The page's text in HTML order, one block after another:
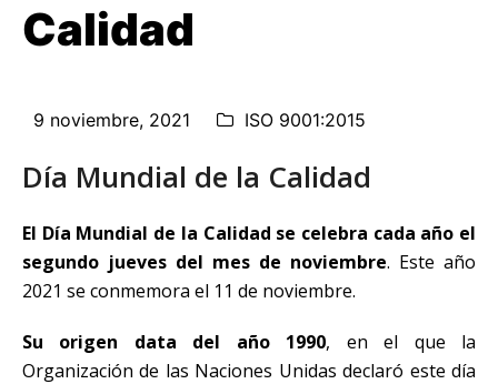
Calidad
9 noviembre, 2021 ISO 9001:2015
Día Mundial de la Calidad
El Día Mundial de la Calidad se celebra cada año el
segundo jueves del mes de noviembre. Este año
2021 se conmemora el 11 de noviembre.
Su origen data del año 1990, en el que la
Organización de las Naciones Unidas declaró este día